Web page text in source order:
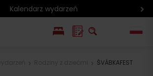
Kalendarz wydarzeń
ŠVÁBKAFEST